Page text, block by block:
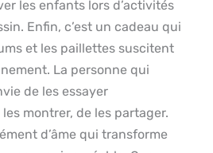
les enfants lors d’activités
Enfin, c’est un cadeau qui
et les paillettes suscitent
La personne qui
de les essayer
montrer, de les partager.
d’âme qui transforme